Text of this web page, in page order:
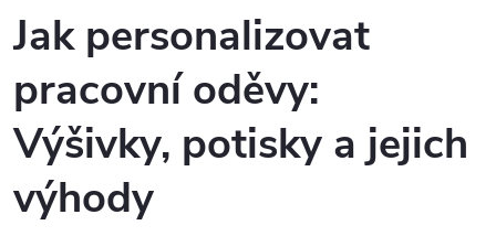
Jak personalizovat
pracovní oděvy:
Výšivky, potisky a jejich
výhody